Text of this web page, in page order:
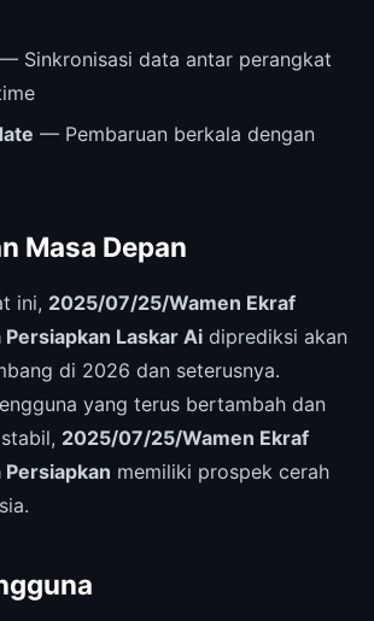
— Sinkronisasi data antar perangkat
— Pembaruan berkala dengan
Masa Depan
ini, 2025/07/25/Wamen Ekraf
Laskar Ai diprediksi akan
di 2026 dan seterusnya.
yang terus bertambah dan
2025/07/25/Wamen Ekraf
memiliki prospek cerah